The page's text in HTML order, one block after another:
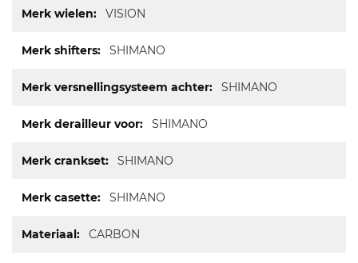
VISION
SHIMANO
SHIMANO
SHIMANO
SHIMANO
SHIMANO
CARBON